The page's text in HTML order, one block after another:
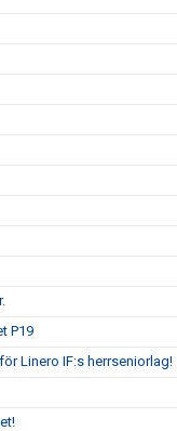
P19
Linero IF:s herrseniorlag!